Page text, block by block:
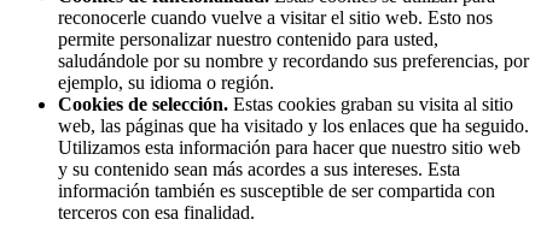
reconocerle cuando vuelve a visitar el sitio web. Esto nos
permite personalizar nuestro contenido para usted,
saludándole por su nombre y recordando sus preferencias, por
ejemplo, su idioma o región.
Cookies de selección. Estas cookies graban su visita al sitio
web, las páginas que ha visitado y los enlaces que ha seguido.
Utilizamos esta información para hacer que nuestro sitio web
y su contenido sean más acordes a sus intereses. Esta
información también es susceptible de ser compartida con
terceros con esa finalidad.